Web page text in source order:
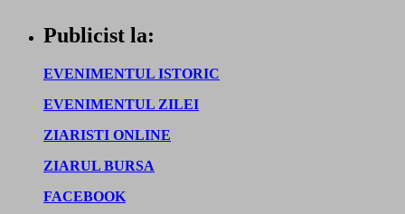
Publicist la:
EVENIMENTUL ISTORIC
EVENIMENTUL ZILEI
ZIARISTI ONLINE
ZIARUL BURSA
FACEBOOK